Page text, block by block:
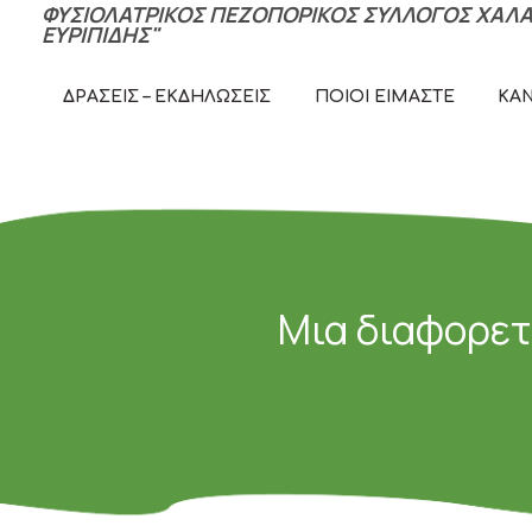
ΦΥΣΙΟΛΑΤΡΙΚΟΣ ΠΕΖΟΠΟΡΙΚΟΣ ΣΥΛΛΟΓΟΣ
ΕΥΡΙΠΙΔΗΣ"
ΔΡΆΣΕΙΣ – ΕΚΔΗΛΏΣΕΙΣ ΠΟΙΟΊ ΕΊΜΑΣΤΕ
Μια